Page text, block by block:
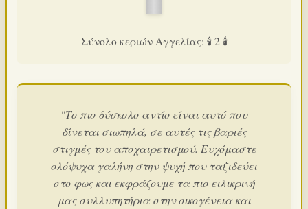
Σύνολο κεριών Αγγελίας: 🕯️ 2 🕯️
"Το πιο δύσκολο αντίο είναι αυτό που
δίνεται σιωπηλά, σε αυτές τις βαριές
στιγμές του αποχαιρετισμού. Ευχόμαστε
ολόψυχα γαλήνη στην ψυχή που ταξιδεύει
στο φως και εκφράζουμε τα πιο ειλικρινή
μας συλλυπητήρια στην οικογένεια και